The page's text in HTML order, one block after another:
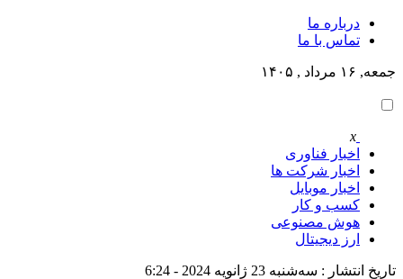
درباره ما
تماس با ما
جمعه, ۱۶ مرداد , ۱۴۰۵
x
اخبار فناوری
اخبار شرکت ها
اخبار موبایل
کسب و کار
هوش مصنوعی
ارز دیجیتال
تاریخ انتشار : سه‌شنبه 23 ژانویه 2024 - 6:24